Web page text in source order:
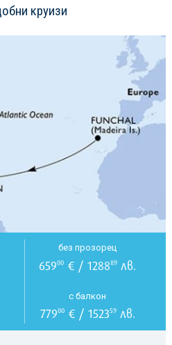
круизи
без прозорец
65900 € / 128889 лв.
с балкон
77900€ / 152359лв.